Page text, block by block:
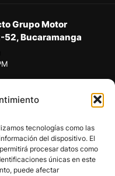
tecnologías como las
del dispositivo. El
procesar datos como
únicas en este
puede afectar
Grupo Motor
52, Bucaramanga